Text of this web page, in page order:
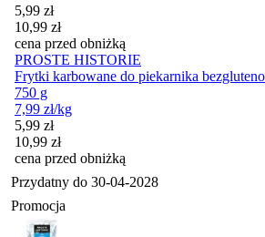
Cena promocyjna
5,99 zł
10,99 zł
cena przed obniżką
PROSTE HISTORIE
Frytki karbowane do piekarnika
750 g
7,99 zł/kg
Cena promocyjna
5,99 zł
10,99 zł
cena przed obniżką
Przydatny do 30-04-2028
Promocja